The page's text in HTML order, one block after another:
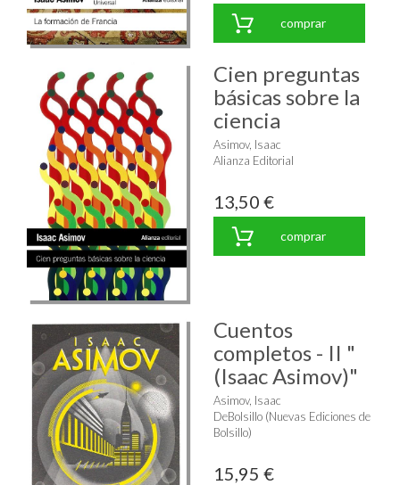
comprar
Cien preguntas
básicas sobre la
ciencia
Asimov, Isaac
Alianza Editorial
13,50 €
comprar
Cuentos
completos - II "
(Isaac Asimov)"
Asimov, Isaac
DeBolsillo (Nuevas Ediciones de
Bolsillo)
15,95 €